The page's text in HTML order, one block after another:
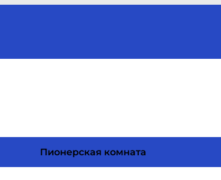
Пионерская комната